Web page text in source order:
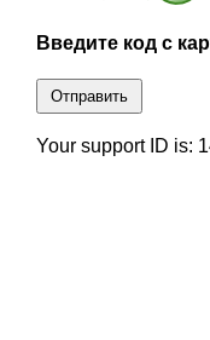
Введите код с
Отправить
Your support ID is: